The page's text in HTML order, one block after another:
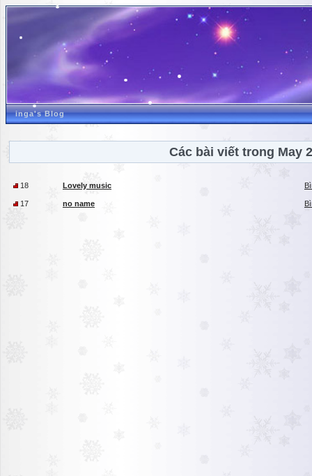
inga's Blog
Các bài viết trong May
18 Lovely music
17 no name